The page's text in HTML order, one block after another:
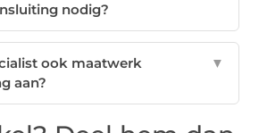
nodig?
ook maatwerk
aan?
▼